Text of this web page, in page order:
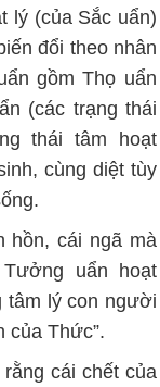
lý (của Sắc uẩn)
đổi theo nhân
gồm Thọ uẩn
(các trạng thái
thái tâm hoạt
cùng diệt tùy
hồn, cái ngã mà
uẩn hoạt
tâm lý con người
của Thức”.
cái chết của